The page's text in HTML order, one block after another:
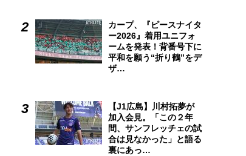
カープ、『ピースナイタ
ー2026』着用ユニフォ
ームを発表！背番号下に
平和を願う“折り鶴”をデ
ザ…
【J1広島】川村拓夢が
加入会見。「この２年
間、サンフレッチェの試
合は見なかった」と語る
裏にあっ…